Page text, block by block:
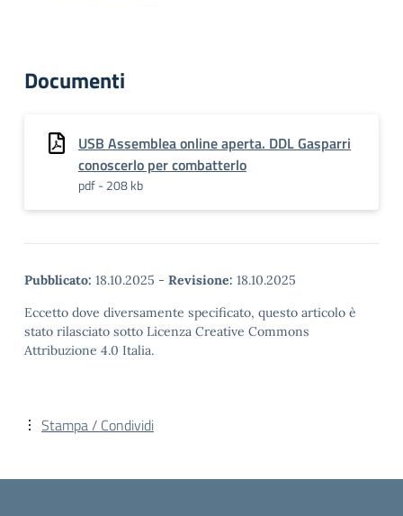
Documenti
USB Assemblea online aperta. DDL Gasparri
conoscerlo per combatterlo
pdf - 208 kb
Pubblicato: 18.10.2025 - Revisione: 18.10.2025
Eccetto dove diversamente specificato, questo articolo è
stato rilasciato sotto Licenza Creative Commons
Attribuzione 4.0 Italia.
Stampa / Condividi